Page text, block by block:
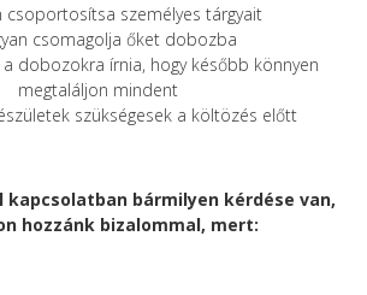
csoportosítsa személyes tárgyait
csomagolja őket dobozba
dobozokra írnia, hogy később könnyen
megtaláljon mindent
szükségesek a költözés előtt
kapcsolatban bármilyen kérdése van,
hozzánk bizalommal, mert: